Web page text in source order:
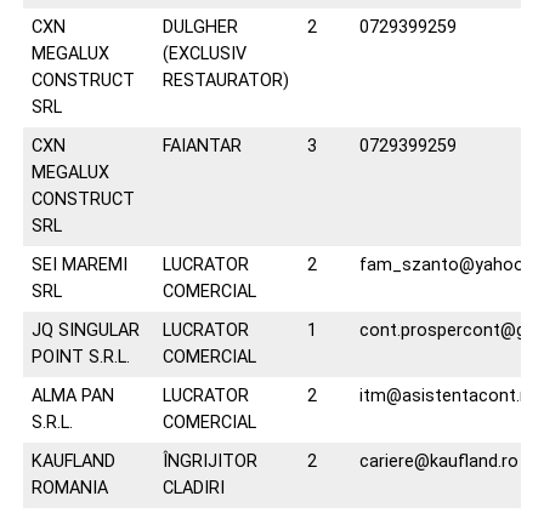
CXN
MEGALUX
CONSTRUCT
SRL
DULGHER
(EXCLUSIV
RESTAURATOR)
2 0729399259
CXN
MEGALUX
CONSTRUCT
SRL
FAIANTAR 3 0729399259
SEI MAREMI
SRL
LUCRATOR
COMERCIAL
2
JQ SINGULAR
POINT S.R.L.
LUCRATOR
COMERCIAL
1
ALMA PAN
S.R.L.
LUCRATOR
COMERCIAL
2 itm@asistentacont.ro
KAUFLAND
ROMANIA
ÎNGRIJITOR
CLADIRI
2 cariere@kaufland.ro